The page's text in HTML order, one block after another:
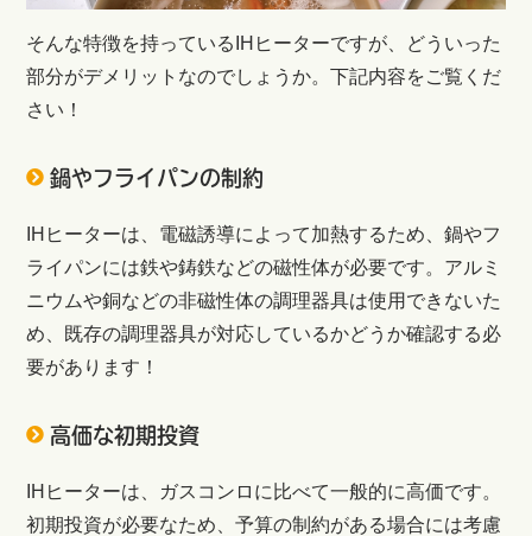
そんな特徴を持っているIHヒーターですが、どういった
部分がデメリットなのでしょうか。下記内容をご覧くだ
さい！
鍋やフライパンの制約
IHヒーターは、電磁誘導によって加熱するため、鍋やフ
ライパンには鉄や鋳鉄などの磁性体が必要です。アルミ
ニウムや銅などの非磁性体の調理器具は使用できないた
め、既存の調理器具が対応しているかどうか確認する必
要があります！
高価な初期投資
IHヒーターは、ガスコンロに比べて一般的に高価です。
初期投資が必要なため、予算の制約がある場合には考慮